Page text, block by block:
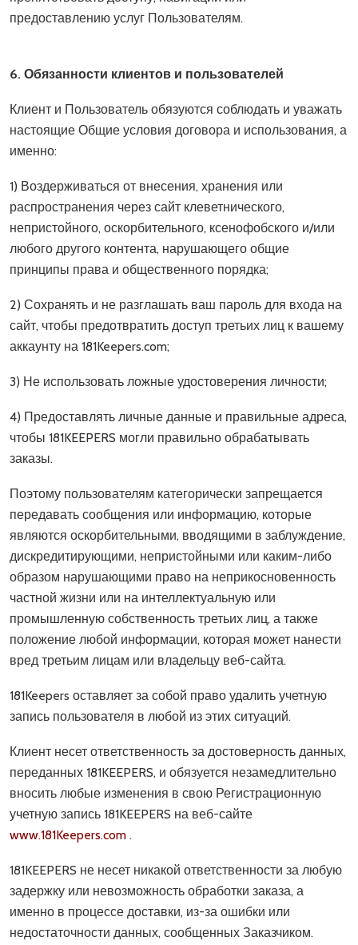
предоставлению услуг Пользователям.
6. Обязанности клиентов и пользователей
Клиент и Пользователь обязуются соблюдать и уважать
настоящие Общие условия договора и использования, а
именно:
1) Воздерживаться от внесения, хранения или
распространения через сайт клеветнического,
непристойного, оскорбительного, ксенофобского и/или
любого другого контента, нарушающего общие
принципы права и общественного порядка;
2) Сохранять и не разглашать ваш пароль для входа на
сайт, чтобы предотвратить доступ третьих лиц к вашему
аккаунту на 181Keepers.com;
3) Не использовать ложные удостоверения личности;
4) Предоставлять личные данные и правильные адреса,
чтобы 181KEEPERS могли правильно обрабатывать
заказы.
Поэтому пользователям категорически запрещается
передавать сообщения или информацию, которые
являются оскорбительными, вводящими в заблуждение,
дискредитирующими, непристойными или каким-либо
образом нарушающими право на неприкосновенность
частной жизни или на интеллектуальную или
промышленную собственность третьих лиц, а также
положение любой информации, которая может нанести
вред третьим лицам или владельцу веб-сайта.
181Keepers оставляет за собой право удалить учетную
запись пользователя в любой из этих ситуаций.
Клиент несет ответственность за достоверность данных,
переданных 181KEEPERS, и обязуется незамедлительно
вносить любые изменения в свою Регистрационную
учетную запись 181KEEPERS на веб-сайте
www.181Keepers.com .
181KEEPERS не несет никакой ответственности за любую
задержку или невозможность обработки заказа, а
именно в процессе доставки, из-за ошибки или
недостаточности данных, сообщенных Заказчиком.